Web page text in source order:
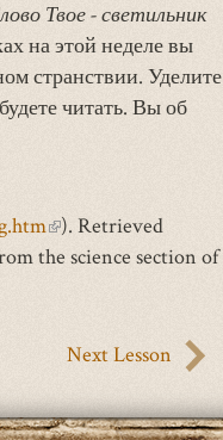
Твое - светильник
на этой неделе вы
странствии. Уделите
читать. Вы об
(внешняя
ссылка)
). Retrieved
the science section of
Next Lesson